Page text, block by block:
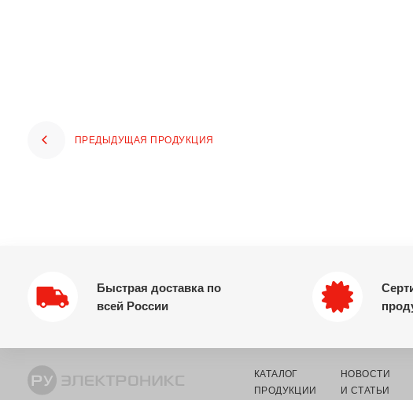
ПРЕДЫДУЩАЯ ПРОДУКЦИЯ
Быстрая доставка по
всей России
КАТАЛОГ
ПРОДУКЦИИ
НОВОСТИ
И СТАТЬИ